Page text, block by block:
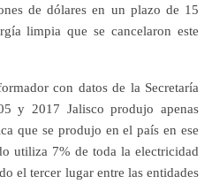
de dólares en un plazo de 15
limpia que se cancelaron este
con datos de la Secretaría
y 2017 Jalisco produjo apenas
que se produjo en el país en ese
utiliza 7% de toda la electricidad
el tercer lugar entre las entidades